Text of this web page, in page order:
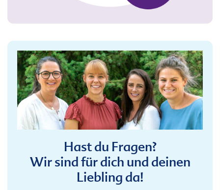
Hast du Fragen?
Wir sind für dich und deinen
Liebling da!